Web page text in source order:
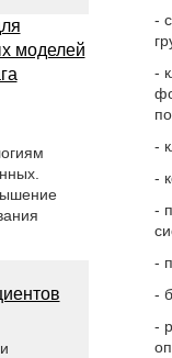
-
-
-
-
-
-
-
-
моделей